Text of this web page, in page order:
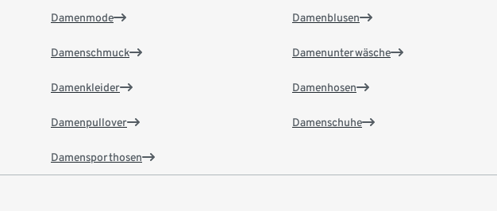
Damenmode
Damenschmuck
Damenkleider
Damenpullover
Damensporthosen
Damenblusen
Damenunterwäsche
Damenhosen
Damenschuhe